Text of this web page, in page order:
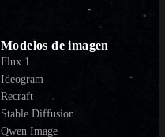
Modelos de imagen
Flux.1
Ideogram
Recraft
Stable Diffusion
Qwen Image